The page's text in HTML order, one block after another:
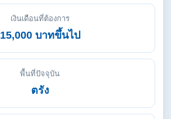
เงินเดือนที่ต้องการ
15,000 บาทขึ้นไป
พื้นที่ปัจจุบัน
ตรัง